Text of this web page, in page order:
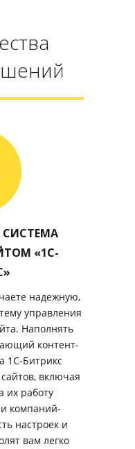
«1С-
надежную,
управления
Наполнять
контент-
1С-Битрикс
включая
их работу
компаний-
настроек и
вам легко